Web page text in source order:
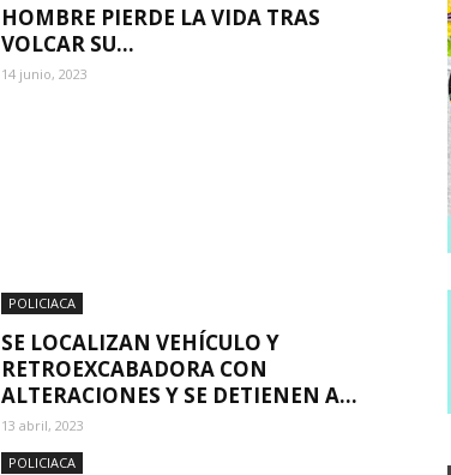
HOMBRE PIERDE LA VIDA TRAS
VOLCAR SU...
14 junio, 2023
POLICIACA
SE LOCALIZAN VEHÍCULO Y
RETROEXCABADORA CON
ALTERACIONES Y SE DETIENEN A...
13 abril, 2023
POLICIACA